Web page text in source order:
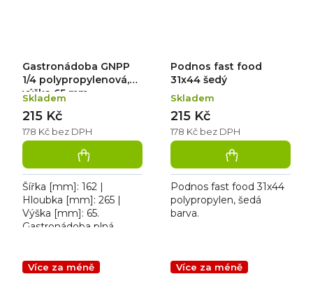
Gastronádoba GNPP
1/4 polypropylenová,
výška 65 mm
Skladem
178 Kč bez DPH
215 Kč
Šířka [mm]: 162 |
Hloubka [mm]: 265 |
Výška [mm]: 65.
Gastronádoba plná
Podnos fast food
31x44 šedý
Skladem
178 Kč bez DPH
215 Kč
Podnos fast food 31x44
polypropylen, šedá
barva.
Více za méně Více za méně